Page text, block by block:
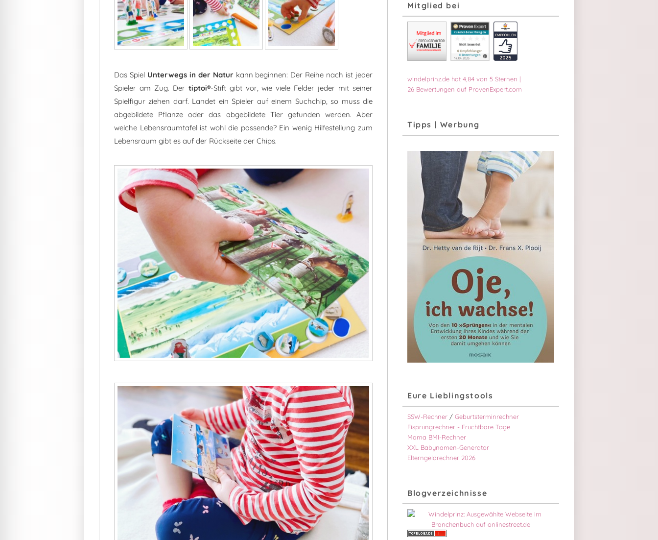
Das Spiel Unterwegs in der Natur kann beginnen: Der Reihe nach ist jeder
Spieler am Zug. Der tiptoi®-Stift gibt vor, wie viele Felder jeder mit seiner
Spielfigur ziehen darf. Landet ein Spieler auf einem Suchchip, so muss die
abgebildete Pflanze oder das abgebildete Tier gefunden werden. Aber
welche Lebensraumtafel ist wohl die passende? Ein wenig Hilfestellung zum
Lebensraum gibt es auf der Rückseite der Chips.
Mitglied bei
windelprinz.de hat 4,84 von 5 Sternen |
26 Bewertungen auf ProvenExpert.com
Tipps | Werbung
Eure Lieblingstools
SSW-Rechner / Geburtsterminrechner
Eisprungrechner - Fruchtbare Tage
Mama BMI-Rechner
XXL Babynamen-Generator
Elterngeldrechner 2026
Blogverzeichnisse